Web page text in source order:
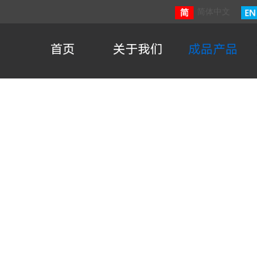
首页 关于我们 成品产品